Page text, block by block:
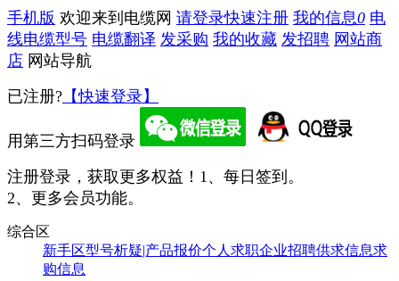
手机版 欢迎来到电缆网 请登录快速注册 我的信息0 电
线电缆型号 电缆翻译 发采购 我的收藏 发招聘 网站商
店 网站导航
已注册? 【快速登录】
用第三方扫码登录
注册登录，获取更多权益！ 1、每日签到。
2、更多会员功能。
综合区
新手区型号析疑|产品报价个人求职企业招聘供求信息求
购信息